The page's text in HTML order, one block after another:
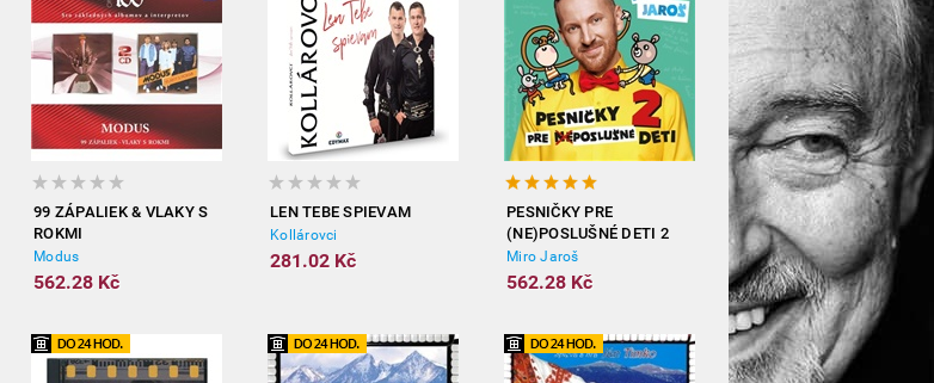
99 ZÁPALIEK & VLAKY S
ROKMI
Modus
562.28 Kč
LEN TEBE SPIEVAM
Kollárovci
281.02 Kč
PESNIČKY PRE
(NE)POSLUŠNÉ DETI 2
Miro Jaroš
562.28 Kč